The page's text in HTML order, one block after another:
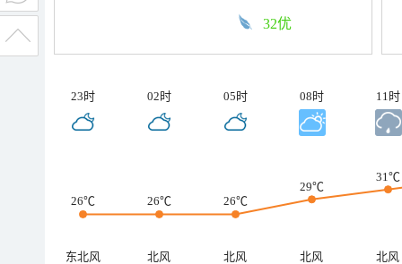
32优
23时 02时 05时 08时 11时
26℃ 26℃ 26℃
29℃
31℃
东北风 北风 北风 北风
北风